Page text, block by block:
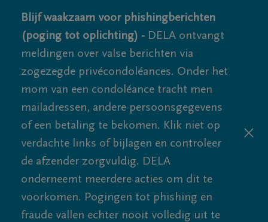
Blijf waakzaam voor phishingberichten
(poging tot oplichting) - DELA ontvangt
meldingen over valse berichten via
zogezegde privécondoléances. Onder het
mom van een condoléance tracht men
mailadressen, andere persoonsgegevens
of een betaling te bekomen. Klik niet op
verdachte links of bijlagen en controleer
de afzender zorgvuldig. DELA
onderneemt meerdere acties om dit te
voorkomen. Pogingen tot phishing en
fraude vallen echter nooit volledig uit te